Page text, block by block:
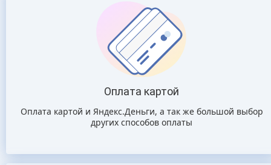
Оплата картой
Оплата картой и Яндекс.Деньги, а так же большой выбор
других способов оплаты